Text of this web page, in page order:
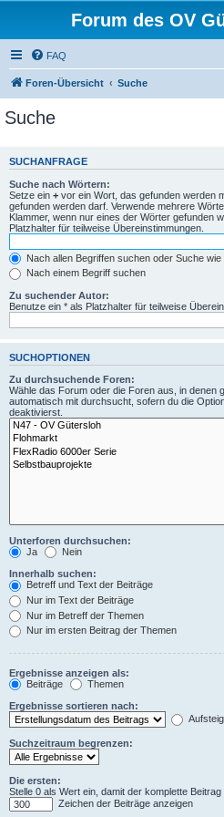
Forum des OV
FAQ
Foren-Übersicht Suche
Suche
SUCHANFRAGE
Suche nach Wörtern:
Setze ein + vor ein Wort, das gefunden werden
gefunden werden darf. Verwende mehrere
Klammer, wenn nur eines der Wörter gefunden
Platzhalter für teilweise Übereinstimmungen.
Nach allen Begriffen suchen oder Suche
Nach einem Begriff suchen
Zu suchender Autor:
Benutze ein * als Platzhalter für teilweise
SUCHOPTIONEN
Zu durchsuchende Foren:
Wähle das Forum oder die Foren aus, in denen
automatisch mit durchsucht, sofern du die
deaktivierst.
Unterforen durchsuchen:
Ja
Nein
Innerhalb suchen:
Betreff und Text der Beiträge
Nur im Text der Beiträge
Nur im Betreff der Themen
Nur im ersten Beitrag der Themen
Ergebnisse anzeigen als:
Beiträge
Themen
Ergebnisse sortieren nach:
Suchzeitraum begrenzen:
Die ersten:
Stelle 0 als Wert ein, damit der komplette Beitrag
Zeichen der Beiträge anzeigen